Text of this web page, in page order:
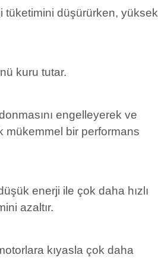
tüketimini düşürürken, yüksek
kuru tutar.
engelleyerek ve
mükemmel bir performans
enerji ile çok daha hızlı
azaltır.
kıyasla çok daha